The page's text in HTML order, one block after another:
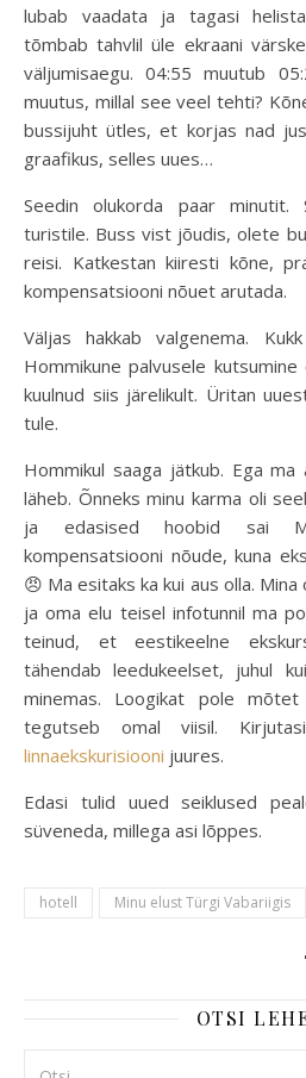
lubab vaadata ja tagasi
tõmbab tahvlil üle ekraani
väljumisaegu. 04:55 muutub
muutus, millal see veel tehti?
bussijuht ütles, et korjas nad
graafikus, selles uues…
Seedin olukorda paar
turistile. Buss vist jõudis, olete
reisi. Katkestan kiiresti kõne,
kompensatsiooni nõuet arutada.
Väljas hakkab valgenema.
Hommikune palvusele
kuulnud siis järelikult. Üritan
tule.
Hommikul saaga jätkub. Ega
läheb. Õnneks minu karma oli
ja edasised hoobid sai
kompensatsiooni nõude, kuna
😠 Ma esitaks ka kui aus olla.
ja oma elu teisel infotunnil ma
teinud, et eestikeelne
tähendab leedukeelset, juhul
minemas. Loogikat pole
tegutseb omal viisil.
linnaekskurisiooni juures.
Edasi tulid uued seiklused
süveneda, millega asi lõppes.
hotell Minu elust Türgi Vabariigis
OTSI